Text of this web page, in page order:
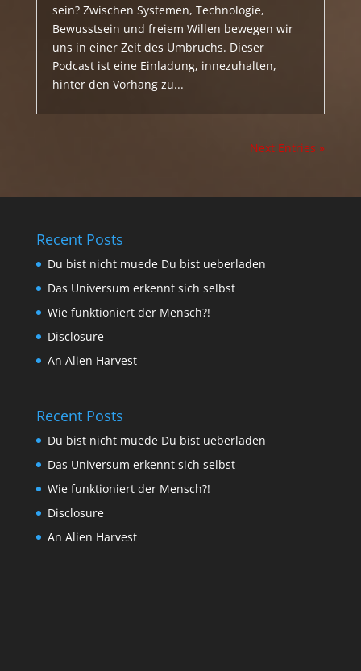
sein? Zwischen Systemen, Technologie,
Bewusstsein und freiem Willen bewegen wir
uns in einer Zeit des Umbruchs. Dieser
Podcast ist eine Einladung, innezuhalten,
hinter den Vorhang zu...
Next Entries »
Recent Posts
Du bist nicht muede Du bist ueberladen
Das Universum erkennt sich selbst
Wie funktioniert der Mensch?!
Disclosure
An Alien Harvest
Recent Posts
Du bist nicht muede Du bist ueberladen
Das Universum erkennt sich selbst
Wie funktioniert der Mensch?!
Disclosure
An Alien Harvest